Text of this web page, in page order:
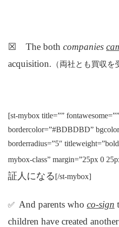
☒ The both companies
acquisition. （両社とも買収を
[st-mybox title=””
bordercolor=”#BDBDBD”
borderradius=”5″
mybox-class” margin=”25px 0
証人になる[/st-mybox]
✅ And parents who co-sign
children have created